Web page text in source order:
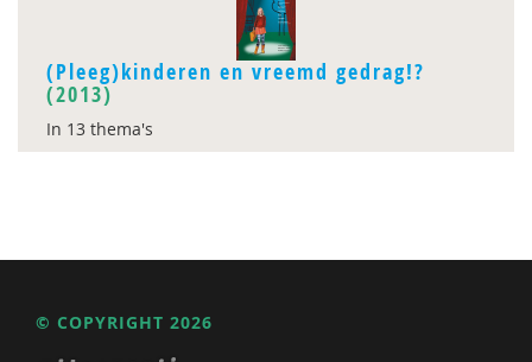
(Pleeg)kinderen en vreemd gedrag!?
(2013)
In 13 thema's
© COPYRIGHT 2026